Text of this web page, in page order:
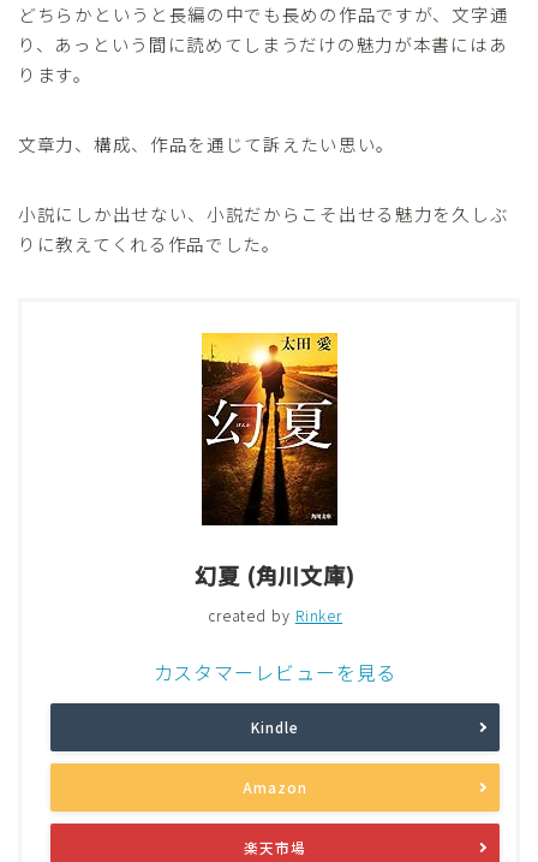
どちらかというと長編の中でも長めの作品ですが、文字通
り、あっという間に読めてしまうだけの魅力が本書にはあ
ります。
文章力、構成、作品を通じて訴えたい思い。
小説にしか出せない、小説だからこそ出せる魅力を久しぶ
りに教えてくれる作品でした。
幻夏 (角川文庫)
created by Rinker
カスタマーレビューを見る
Kindle
Amazon
楽天市場